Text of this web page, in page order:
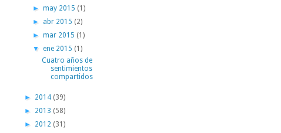
►may 2015 (1)
► abr 2015 (2)
►mar 2015 (1)
▼ene 2015 (1)
Cuatro años de
sentimientos
compartidos
► 2014 (39)
► 2013 (58)
► 2012 (31)